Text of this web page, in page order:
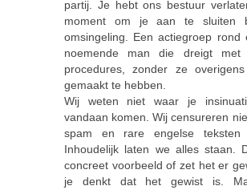
partij. Je hebt ons bestuur
moment om je aan te sluiten
omsingeling. Een actiegroep rond
noemende man die dreigt met
procedures, zonder ze
gemaakt te hebben.
Wij weten niet waar je
vandaan komen. Wij censureren
spam en rare engelse
Inhoudelijk laten we alles staan.
concreet voorbeeld of zet het er
je denkt dat het gewist is.